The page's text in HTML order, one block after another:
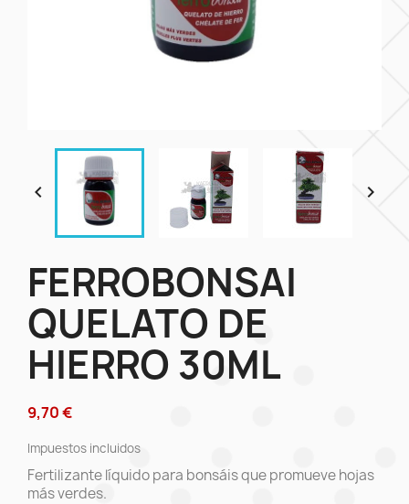
 
FERROBONSAI
QUELATO DE
HIERRO 30ML
9,70 €
Impuestos incluidos
Fertilizante líquido para bonsáis que promueve hojas
más verdes.